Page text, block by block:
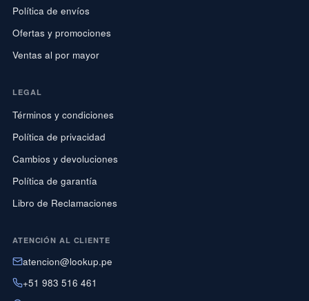
Política de envíos
Ofertas y promociones
Ventas al por mayor
LEGAL
Términos y condiciones
Política de privacidad
Cambios y devoluciones
Política de garantía
Libro de Reclamaciones
ATENCIÓN AL CLIENTE
atencion@lookup.pe
+51 983 516 461